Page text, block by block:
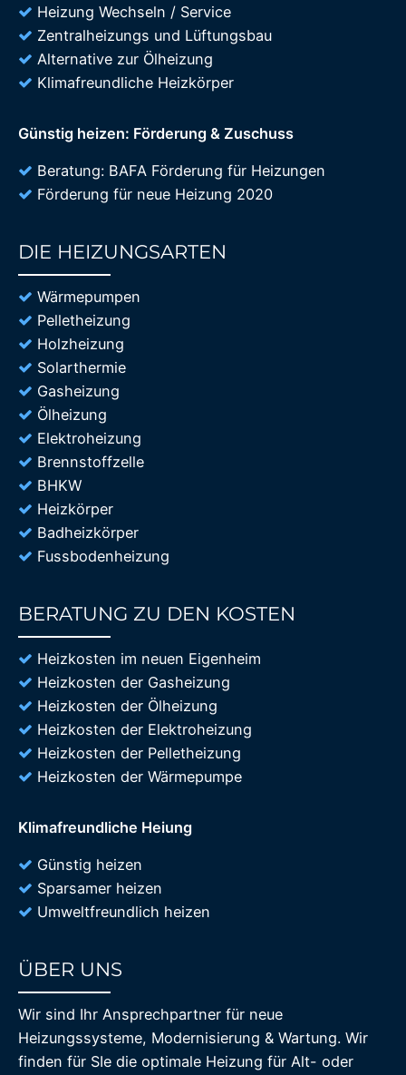
Heizung Wechseln / Service
Zentralheizungs und Lüftungsbau
Alternative zur Ölheizung
Klimafreundliche Heizkörper
Günstig heizen: Förderung & Zuschuss
Beratung: BAFA Förderung für Heizungen
Förderung für neue Heizung 2020
DIE HEIZUNGSARTEN
Wärmepumpen
Pelletheizung
Holzheizung
Solarthermie
Gasheizung
Ölheizung
Elektroheizung
Brennstoffzelle
BHKW
Heizkörper
Badheizkörper
Fussbodenheizung
BERATUNG ZU DEN KOSTEN
Heizkosten im neuen Eigenheim
Heizkosten der Gasheizung
Heizkosten der Ölheizung
Heizkosten der Elektroheizung
Heizkosten der Pelletheizung
Heizkosten der Wärmepumpe
Klimafreundliche Heiung
Günstig heizen
Sparsamer heizen
Umweltfreundlich heizen
ÜBER UNS
Wir sind Ihr Ansprechpartner für neue
Heizungssysteme, Modernisierung & Wartung. Wir
finden für SIe die optimale Heizung für Alt- oder